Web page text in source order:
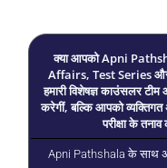
क्या आपको Apni
Affairs, Test Series और
हमारी विशेषज्ञ काउंसलर
करेगीं, बल्कि आपको
परीक्षा के
Apni Pathshala के साथ